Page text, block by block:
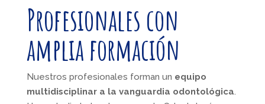
Profesionales con
amplia formación
Nuestros profesionales forman un equipo
multidisciplinar a la vanguardia odontológica.